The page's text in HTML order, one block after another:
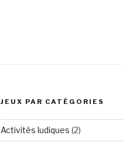
JEUX PAR CATÉGORIES
Activités ludiques (2)